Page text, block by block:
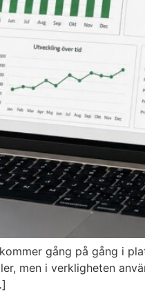
gång på gång i
men i verkligheten